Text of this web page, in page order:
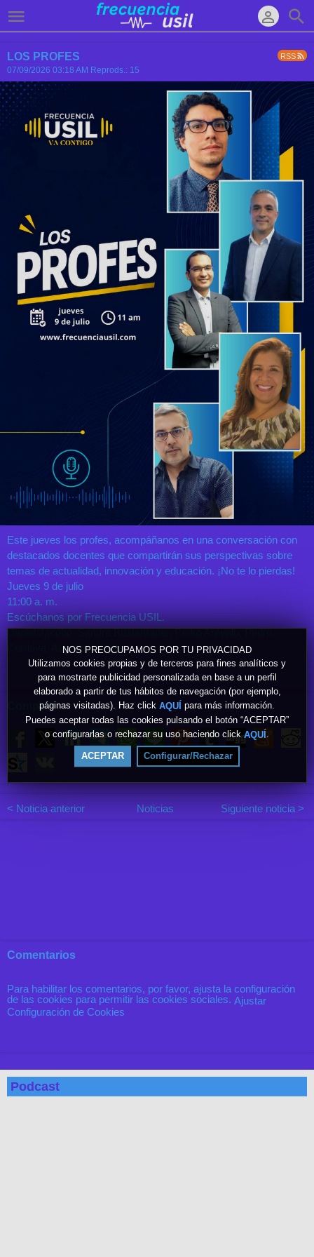
NOS PREOCUPAMOS POR TU PRIVACIDAD
Utilizamos cookies propias y de terceros para fines analíticos y
para mostrarte publicidad personalizada en base a un perfil
elaborado a partir de tus hábitos de navegación (por ejemplo,
páginas visitadas). Haz click AQUÍ para más información.
Puedes aceptar todas las cookies pulsando el botón “ACEPTAR”
o configurarlas o rechazar su uso haciendo click AQUÍ
ACEPTAR Configurar/Rechazar
RSS
LOS PROFES
07/09/2026 03:18 AM Reprods.: 15
Este jueves los profes, acompáñanos en una conversación con
destacados docentes que compartirán sus perspectivas sobre
temas de actualidad, innovación y educación. ¡No te lo pierdas!
Jueves 9 de julio
11:00 a. m.
Escúchanos por Frecuencia USIL.
Córdova, Augusto Venegas
Compartir
< Noticia anterior Noticias Siguiente noticia >
Comentarios
Para habilitar los comentarios, por favor, ajusta la configuración
de las cookies para permitir las cookies sociales. Ajustar
Configuración de Cookies
Podcast